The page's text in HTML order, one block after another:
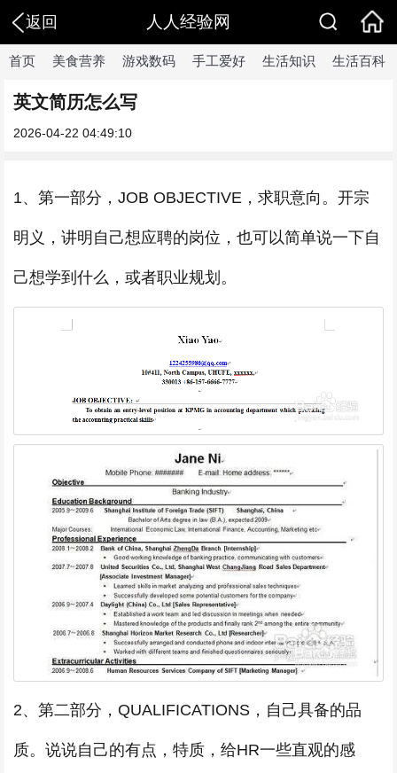
返回 人人经验网
首页 美食营养 游戏数码 手工爱好 生活知识 生活百科
英文简历怎么写
2026-04-22 04:49:10
1、第一部分，JOB OBJECTIVE，求职意向。开宗
明义，讲明自己想应聘的岗位，也可以简单说一下自
己想学到什么，或者职业规划。
2、第二部分，QUALIFICATIONS，自己具备的品
质。说说自己的有点，特质，给HR一些直观的感